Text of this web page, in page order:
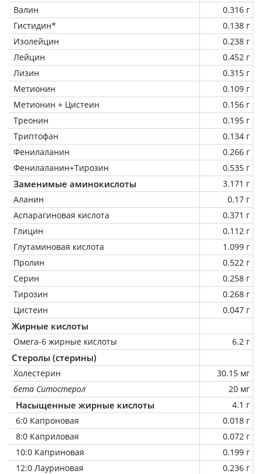
Валин
0.316 г
Гистидин*
0.138 г
Изолейцин
0.238 г
Лейцин
0.452 г
Лизин
0.315 г
Метионин
0.109 г
Метионин + Цистеин
0.156 г
Треонин
0.195 г
Триптофан
0.134 г
Фенилаланин
0.266 г
Фенилаланин+Тирозин
0.535 г
Заменимые аминокислоты
3.171 г
Аланин
0.17 г
Аспарагиновая кислота
0.371 г
Глицин
0.112 г
Глутаминовая кислота
1.099 г
Пролин
0.522 г
Серин
0.258 г
Тирозин
0.268 г
Цистеин
0.047 г
Жирные кислоты
Омега-6 жирные кислоты 6.2 г
Стеролы (стерины)
Холестерин
30.15 мг
бета Ситостерол
20 мг
Насыщенные жирные кислоты
4.1 г
6:0 Капроновая
0.018 г
8:0 Каприловая
0.072 г
10:0 Каприновая
0.199 г
12:0 Лауриновая
0.236 г